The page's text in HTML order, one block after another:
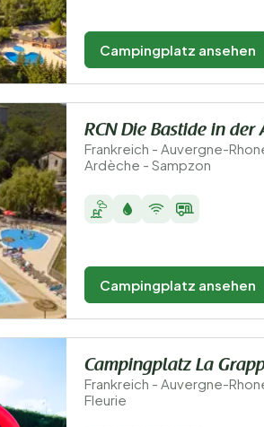
Campingplatz ansehen
RCN Die Bastide in der
Frankreich - Auvergne-
Ardèche - Sampzon
Campingplatz ansehen
Campingplatz La
Frankreich - Auvergne-
Fleurie